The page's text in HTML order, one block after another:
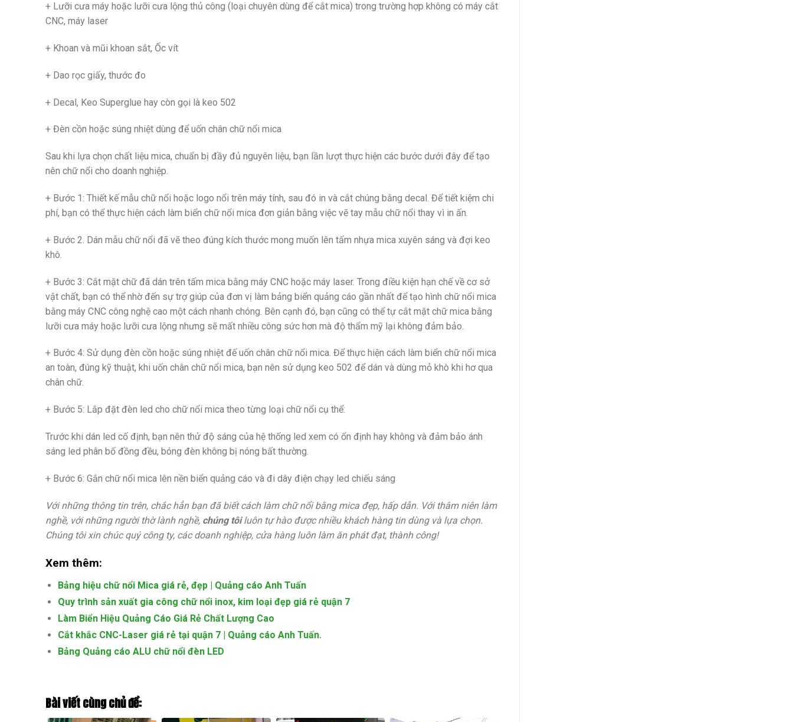
+ Lưỡi cưa máy hoặc lưỡi cưa lộng thủ công (loại chuyên dùng để cắt mica) trong trường hợp không có máy cắt
CNC, máy laser
+ Khoan và mũi khoan sắt, Ốc vít
+ Dao rọc giấy, thước đo
+ Decal, Keo Superglue hay còn gọi là keo 502
+ Đèn cồn hoặc súng nhiệt dùng để uốn chân chữ nổi mica
Sau khi lựa chọn chất liệu mica, chuẩn bị đầy đủ nguyên liệu, bạn lần lượt thực hiện các bước dưới đây để tạo
nên chữ nổi cho doanh nghiệp.
+ Bước 1: Thiết kế mẫu chữ nổi hoặc logo nổi trên máy tính, sau đó in và cắt chúng bằng decal. Để tiết kiệm chi
phí, bạn có thể thực hiện cách làm biển chữ nổi mica đơn giản bằng việc vẽ tay mẫu chữ nổi thay vì in ấn.
+ Bước 2. Dán mẫu chữ nổi đã vẽ theo đúng kích thước mong muốn lên tấm nhựa mica xuyên sáng và đợi keo
khô.
+ Bước 3: Cắt mặt chữ đã dán trên tấm mica bằng máy CNC hoặc máy laser. Trong điều kiện hạn chế về cơ sở
vật chất, bạn có thể nhờ đến sự trợ giúp của đơn vị làm bảng biển quảng cáo gần nhất để tạo hình chữ nổi mica
bằng máy CNC công nghệ cao một cách nhanh chóng. Bên cạnh đó, bạn cũng có thể tự cắt mặt chữ mica bằng
lưỡi cưa máy hoặc lưỡi cưa lộng nhưng sẽ mất nhiều công sức hơn mà độ thẩm mỹ lại không đảm bảo.
+ Bước 4: Sử dụng đèn cồn hoặc súng nhiệt đế uốn chân chữ nổi mica. Để thực hiện cách làm biển chữ nổi mica
an toàn, đúng kỹ thuật, khi uốn chân chữ nổi mica, bạn nên sử dụng keo 502 để dán và dùng mỏ khò khi hơ qua
chân chữ.
+ Bước 5: Lắp đặt đèn led cho chữ nổi mica theo từng loại chữ nổi cụ thể:
Trước khi dán led cố định, bạn nên thử độ sáng của hệ thống led xem có ổn định hay không và đảm bảo ánh
sáng led phân bố đồng đều, bóng đèn không bị nóng bất thường.
+ Bước 6: Gắn chữ nổi mica lên nền biển quảng cáo và đi dây điện chạy led chiếu sáng
Với những thông tin trên, chắc hẳn bạn đã biết cách làm chữ nổi bằng mica đẹp, hấp dẫn. Với thâm niên làm
nghề, với những người thờ lành nghề, chúng tôiluôn tự hào được nhiều khách hàng tin dùng và lựa chọn.
Chúng tôi xin chúc quý công ty, các doanh nghiệp, cửa hàng luôn làm ăn phát đạt, thành công!
Xem thêm:
Bảng hiệu chữ nổi Mica giá rẻ, đẹp | Quảng cáo Anh Tuấn
Quy trình sản xuất gia công chữ nổi inox, kim loại đẹp giá rẻ quận 7
Làm Biển Hiệu Quảng Cáo Giá Rẻ Chất Lượng Cao
Cắt khắc CNC-Laser giá rẻ tại quận 7 | Quảng cáo Anh Tuấn.
Bảng Quảng cáo ALU chữ nổi đèn LED
Bài viết cùng chủ đề: